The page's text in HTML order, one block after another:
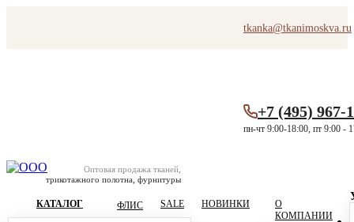
tkanka@tkanimoskva.ru
Оптовая продажа тканей,
трикотажного полотна, фурнитуры
+7 (495) 967-
пн-чт 9:00-18:00, пт 9:00 -
КАТАЛОГ ФЛИС SALE НОВИНКИ
О
КОМПАНИИ